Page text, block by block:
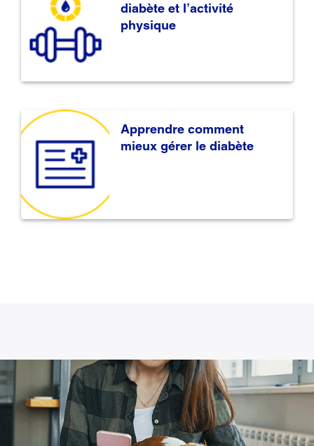
diabète et l’activité
physique
Apprendre comment
mieux gérer le diabète